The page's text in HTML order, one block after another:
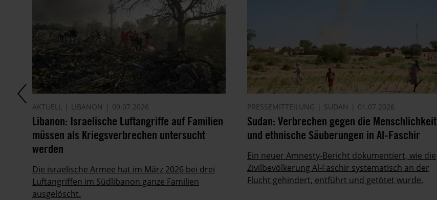
AKTUELL LIBANON 09.07.2026
Libanon: Israelische Luftangriffe auf Familien
müssen als Kriegsverbrechen untersucht
werden
Die israelische Armee hat im März 2026 bei drei
Luftangriffen im Südlibanon ganze Familien
ausgelöscht.
PRESSEMITTEILUNG SUDAN 01.07.2026
Sudan: Verbrechen gegen die Menschlichkeit
und ethnische Säuberungen in Al-Faschir
Ein neuer Amnesty-Bericht dokumentiert, wie die
Zivilbevölkerung Al-Faschir systematisch an der
Flucht gehindert, entführt und getötet wurde.